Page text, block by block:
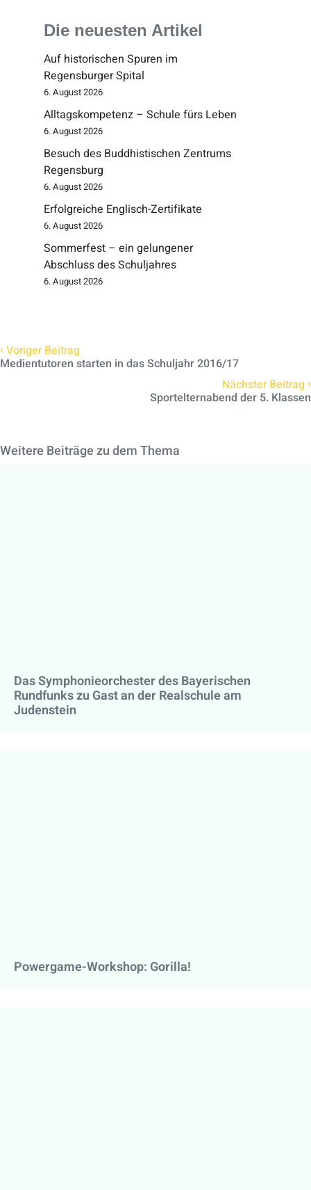
Die neuesten Artikel
Auf historischen Spuren im
Regensburger Spital
6. August 2026
Alltagskompetenz – Schule fürs Leben
6. August 2026
Besuch des Buddhistischen Zentrums
Regensburg
6. August 2026
Erfolgreiche Englisch-Zertifikate
6. August 2026
Sommerfest – ein gelungener
Abschluss des Schuljahres
6. August 2026
‹ Voriger Beitrag
Medientutoren starten in das Schuljahr 2016/17
Nächster Beitrag ›
Sportelternabend der 5. Klassen
Weitere Beiträge zu dem Thema
Das Symphonieorchester des Bayerischen
Rundfunks zu Gast an der Realschule am
Judenstein
Powergame-Workshop: Gorilla!